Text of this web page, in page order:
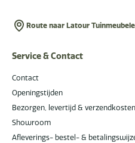
Route naar Latour
Service & Contact
Contact
Openingstijden
Bezorgen, levertijd & verzendkosten
Showroom
Afleverings- bestel- &